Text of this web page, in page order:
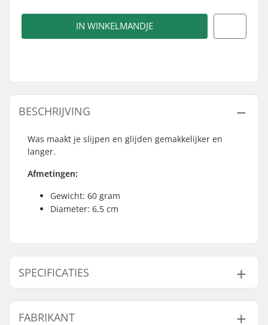
IN WINKELMANDJE
BESCHRIJVING
Was maakt je slijpen en glijden gemakkelijker en
langer.
Afmetingen:
Gewicht: 60 gram
Diameter: 6,5 cm
SPECIFICATIES
Gewicht: 60g
FABRIKANT